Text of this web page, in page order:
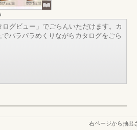
グビュー」でごらんいただけます。カ
パラパラめくりながらカタログをごら
右ページから抽出